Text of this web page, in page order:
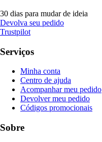
30 dias para mudar de ideia
Devolva seu pedido
Trustpilot
Serviços
Minha conta
Centro de ajuda
Acompanhar meu pedido
Devolver meu pedido
Códigos promocionais
Sobre